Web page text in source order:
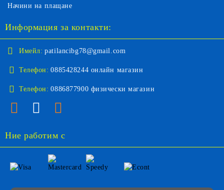
Начини на плащане
Информация за контакти:
Имейл: patilancibg78@gmail.com
Телефон: 0885428244 онлайн магазин
Телефон: 0886877900 физически магазин
Ние работим с